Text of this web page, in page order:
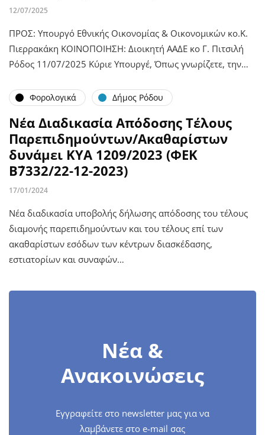
12/07/2025
ΠΡΟΣ: Υπουργό Εθνικής Οικονομίας & Οικονομικών κο.Κ.
Πιερρακάκη ΚΟΙΝΟΠΟΙΗΣΗ: Διοικητή ΑΑΔΕ κο Γ. Πιτσιλή
Ρόδος 11/07/2025 Κύριε Υπουργέ, Όπως γνωρίζετε, την…
Φορολογικά Δήμος Ρόδου
Νέα Διαδικασία Απόδοσης Τέλους
Παρεπιδημούντων/Ακαθαρίστων
δυνάμει ΚΥΑ 1209/2023 (ΦΕΚ
Β΄7332/22-12-2023)
17/01/2024
Νέα διαδικασία υποβολής δήλωσης απόδοσης του τέλους
διαμονής παρεπιδημούντων και του τέλους επί των
ακαθαρίστων εσόδων των κέντρων διασκέδασης,
εστιατορίων και συναφών…
Νέα &
Ανακοινώσεις
Εγγραφείτε στο newsletter μας για να
λαμβάνετε στο e-mail σας